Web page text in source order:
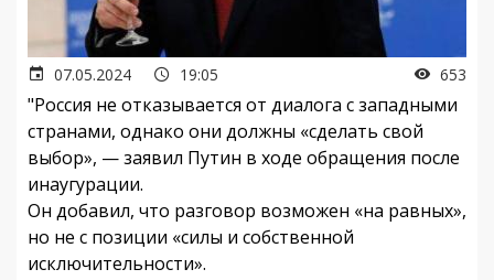
07.05.2024 19:05 653
"Россия не отказывается от диалога с западными
странами, однако они должны «сделать свой
выбор», — заявил Путин в ходе обращения после
инаугурации.
Он добавил, что разговор возможен «на равных»,
но не с позиции «силы и собственной
исключительности».